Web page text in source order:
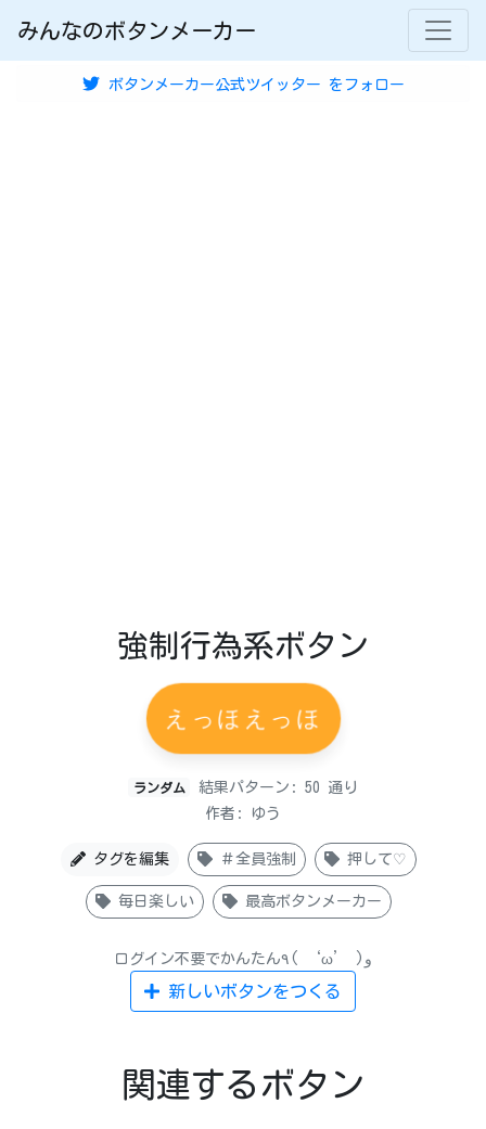
みんなのボタンメーカー
ボタンメーカー公式ツイッター をフォロー
強制行為系ボタン
えっほえっほ
ランダム
結果パターン: 50 通り
作者: ゆう
タグを編集 ＃全員強制 押して♡
毎日楽しい 最高ボタンメーカー
ログイン不要でかんたん٩( ‘ω’ )و
新しいボタンをつくる
関連するボタン